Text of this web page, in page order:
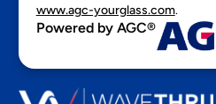
www.agc-yourglass.com.
Powered by AGC®